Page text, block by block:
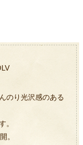
のり光沢感のある
。
。